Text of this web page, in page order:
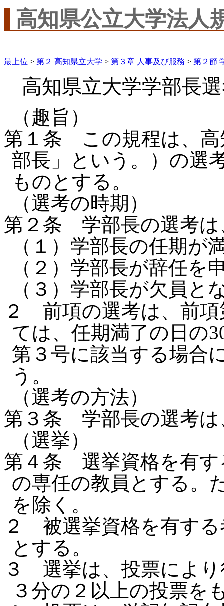
高知県公立大学法人
最上位 > 第２ 高知県立大学 > 第３章 人事及び服務 > 第２節
高知県立大学学部長
（趣旨）
第１条 この規程は、高
部長」という。）の選
ものとする。
（選考の時期）
第２条 学部長の選考は
（１）学部長の任期が
（２）学部長が辞任を
（３）学部長が欠員と
２ 前項の選考は、前
ては、任期満了の日の
第３号に該当する場合
う。
（選考の方法）
第３条 学部長の選考は
（選挙）
第４条 選挙資格を有す
の専任の教員とする。
を除く。
２ 被選挙資格を有す
とする。
３ 選挙は、投票によ
３分の２以上の投票を